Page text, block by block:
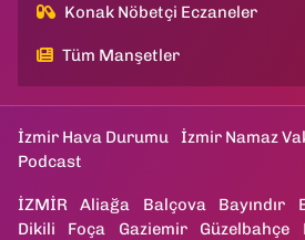
Konak Nöbetçi Eczaneler
Tüm Manşetler
İzmir Hava Durumu İzmir Namaz
Podcast
İZMİR Aliağa Balçova Bayındır
Dikili
Foça Gaziemir Güzelbahçe